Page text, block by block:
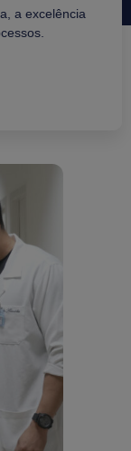
a excelência